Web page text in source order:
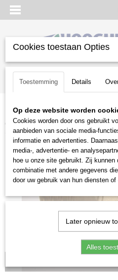
Inloggen Registreren
Home >Gazononderhoud>
delige slangkoppeling bu.dr. 1 1/4"
Cookies toestaan Opties
Toestemming Details
Op deze website worden
Cookies worden door ons gebruikt
aanbieden van sociale media-
informatie en advertenties.
media-, advertentie- en
hoe u onze site gebruikt. Zij
combinatie met andere gegevens
door uw gebruik van hun diensten
Later opnieuw
Alles